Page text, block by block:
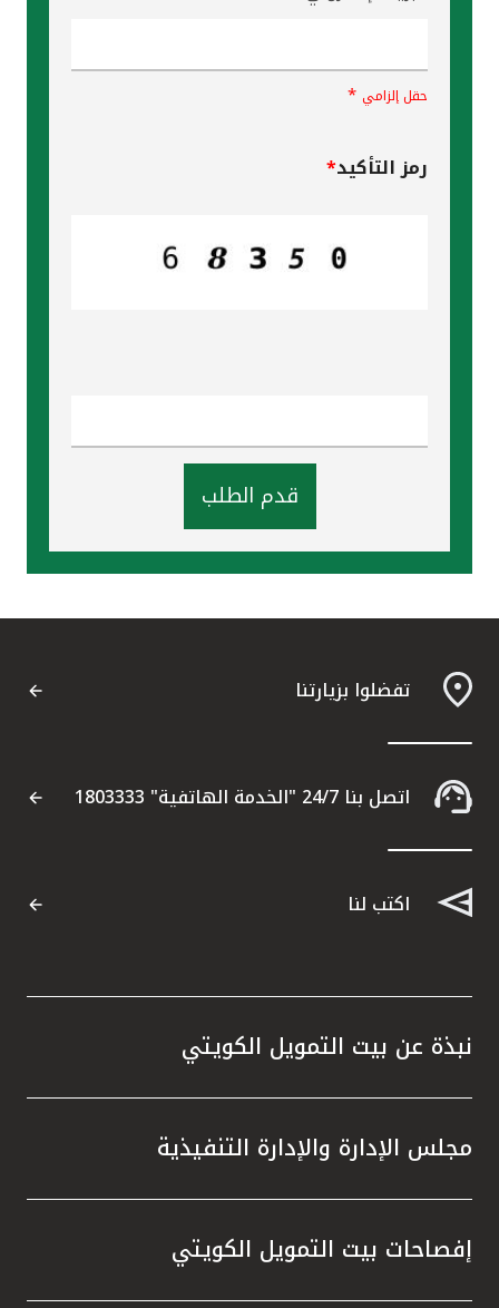
حقل إلزامي *
رمز التأكيد*
قدم الطلب
تفضلوا بزيارتنا
اتصل بنا 24/7 "الخدمة الهاتفية" 1803333
اكتب لنا
نبذة عن بيت التمويل الكويتي
مجلس الإدارة والإدارة التنفيذية
إفصاحات بيت التمويل الكويتي